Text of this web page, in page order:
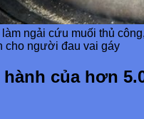
ngải cứu muối thủ
cho người đau vai gáy
của hơn